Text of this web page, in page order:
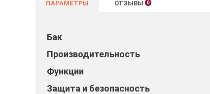
ПАРАМЕТРЫ ОТЗЫВЫ 0
Бак
Производительность
Функции
Защита и безопасность